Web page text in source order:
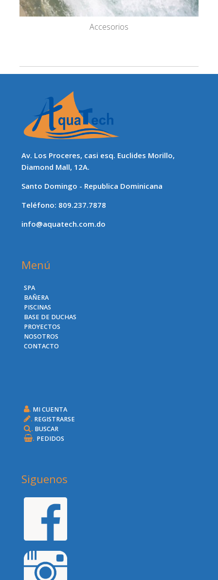
Accesorios
Av. Los Proceres, casi esq. Euclides Morillo,
Diamond Mall, 12A.
Santo Domingo - Republica Dominicana
Teléfono: 809.237.7878
info@aquatech.com.do
Menú
SPA
BAÑERA
PISCINAS
BASE DE DUCHAS
PROYECTOS
NOSOTROS
CONTACTO
. MI CUENTA
. REGISTRARSE
. BUSCAR
. PEDIDOS
Siguenos